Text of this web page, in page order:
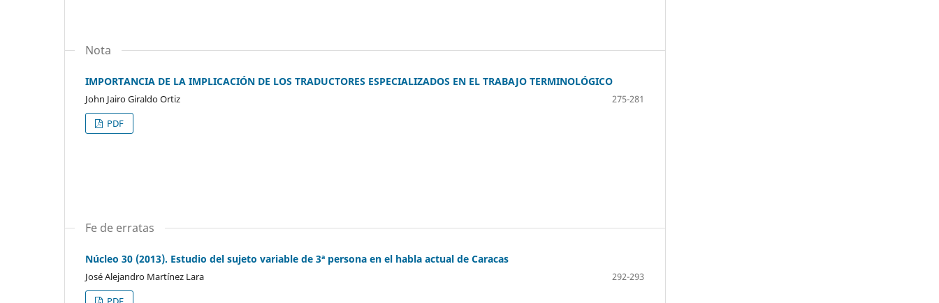
Nota
IMPORTANCIA DE LA IMPLICACIÓN DE LOS TRADUCTORES ESPECIALIZADOS EN EL TRABAJO TERMINOLÓGICO
John Jairo Giraldo Ortiz
275-281
PDF
Fe de erratas
Núcleo 30 (2013). Estudio del sujeto variable de 3ª persona en el habla actual de Caracas
José Alejandro Martínez Lara
292-293